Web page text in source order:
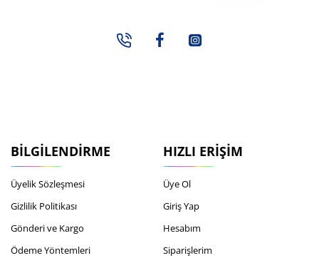
BILGILENDIRME
Üyelik Sözleşmesi
Gizlilik Politikası
Gönderi ve Kargo
Ödeme Yöntemleri
HIZLI ERIŞIM
Üye Ol
Giriş Yap
Hesabım
Siparişlerim